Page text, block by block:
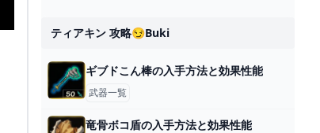
ティアキン 攻略😏buki
ギブドこん棒の入手方法と効果性能
武器一覧
竜骨ボコ盾の入手方法と効果性能